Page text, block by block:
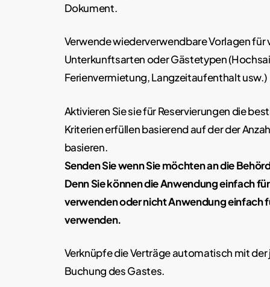
Dokument.
Verwende wiederverwendbare Vorlagen für
Unterkunftsarten oder Gästetypen
Ferienvermietung, Langzeitaufenthalt usw.)
Aktivieren Sie sie für Reservierungen die
Kriterien erfüllen basierend auf der der
basieren.
Senden Sie wenn Sie möchten an die
Denn Sie können die Anwendung einfach
verwenden oder nicht Anwendung einfach
verwenden.
Verknüpfe die Verträge automatisch mit der
Buchung des Gastes.